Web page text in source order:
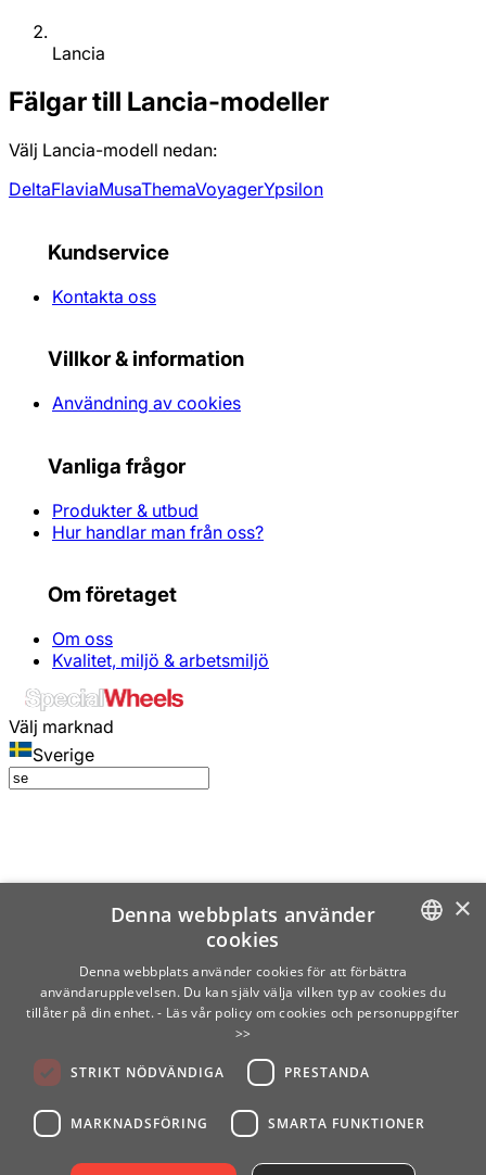
Lancia
Fälgar till Lancia-modeller
Välj Lancia-modell nedan:
DeltaFlaviaMusaThemaVoyagerYpsilon
Kundservice
Kontakta oss
Villkor & information
Användning av cookies
Vanliga frågor
Produkter & utbud
Hur handlar man från oss?
Om företaget
Om oss
Kvalitet, miljö & arbetsmiljö
Välj marknad
Sverige
SWEDISH
×
Denna webbplats använder
cookies
Denna webbplats använder cookies för att förbättra
användarupplevelsen. Du kan själv välja vilken typ av cookies du
tillåter på din enhet. - Läs vår policy om cookies och personuppgifter
>>
STRIKT NÖDVÄNDIGA PRESTANDA
MARKNADSFÖRING SMARTA FUNKTIONER